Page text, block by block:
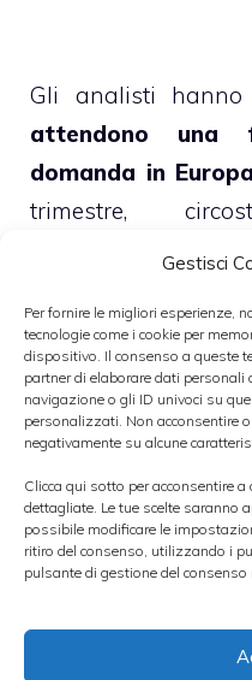
Gestisci
Per fornire le migliori esperienze,
tecnologie come i cookie per
dispositivo. Il consenso a queste
partner di elaborare dati
navigazione o gli ID univoci su
personalizzati. Non acconsentire
negativamente su alcune
Clicca qui sotto per acconsentire
dettagliate. Le tue scelte saranno
possibile modificare le
ritiro del consenso, utilizzando i
pulsante di gestione del
Gli analisti
attendono una
domanda in Europa
trimestre,
aggravata dai
Secondo gli
dunque, la
secondo semestre,
che la debolezza
essere in parte
positivo nei
dall’ulteriore calo
contributo dei nuovi